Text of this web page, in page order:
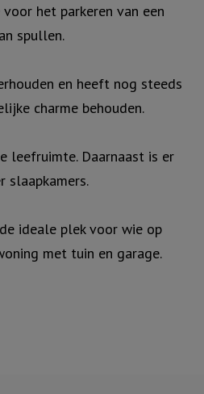
het parkeren van een
spullen.
en heeft nog steeds
charme behouden.
leefruimte. Daarnaast is er
slaapkamers.
ideale plek voor wie op
met tuin en garage.